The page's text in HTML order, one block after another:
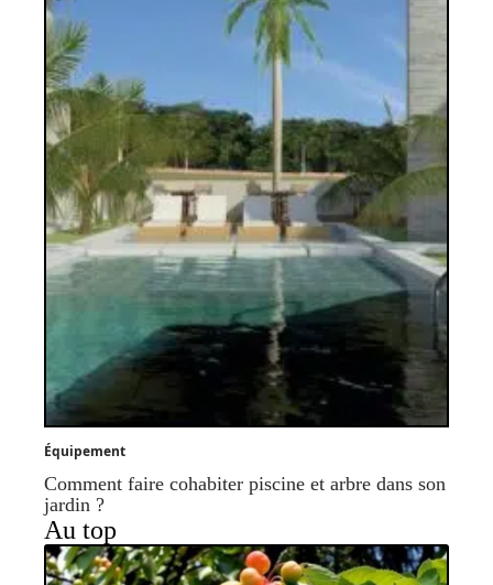
Équipement
Comment faire cohabiter piscine et arbre dans son
jardin ?
Au top